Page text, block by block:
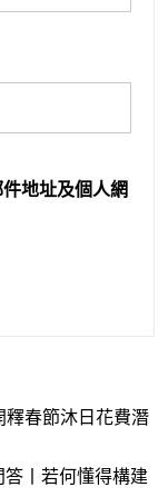
地址及個人網
釋春節沐日花費潛
丨若何懂得構建